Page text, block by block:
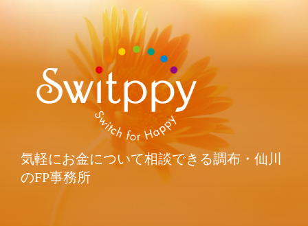
気軽にお金について相談できる調布・仙川
のFP事務所